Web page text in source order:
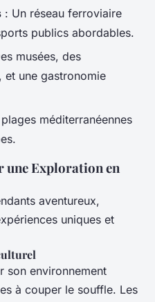
: Un réseau ferroviaire
publics abordables.
musées, des
et une gastronomie
méditerranéennes
une Exploration en
aventureux,
uniques et
son environnement
à couper le souffle. Les